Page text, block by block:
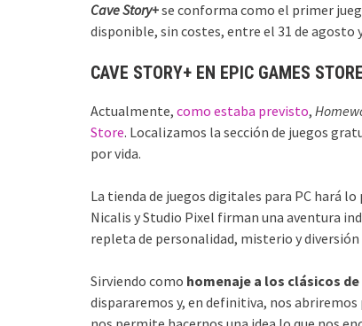
Cave Story+se conforma como el primer
disponible, sin costes, entre el 31 de agosto
CAVE STORY+ EN EPIC GAMES STORE
Actualmente, como estaba previsto,
Store. Localizamos la sección de juegos
por vida.
La tienda de juegos digitales para PC hará
Nicalis y Studio Pixel firman una aventura
repleta de personalidad, misterio y diversión
Sirviendo como homenaje a los clásicos de
dispararemos y, en definitiva, nos